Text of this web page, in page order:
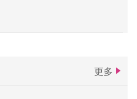
更多